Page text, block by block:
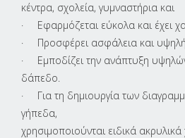
κέντρα, σχολεία,
· Εφαρμόζεται εύκολα και έχει
· Προσφέρει ασφάλεια και υψηλή
· Εμποδίζει την ανάπτυξη
δάπεδο.
· Για τη δημιουργία των
γήπεδα,
χρησιμοποιούνται ειδικά